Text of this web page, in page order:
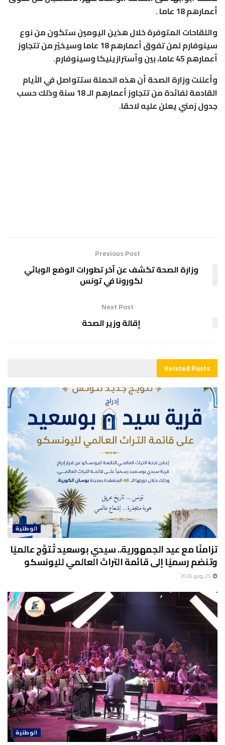
أعمارهم 18 عاما .
واللقاحات المتوفرة خلال هذين اليومين ستكون من نوع
سينوفارم لمن تفوق أعمارهم 18 عاما وسيخيّر من تتجاوز
أعمارهم 45 عاما، بين وأسترازينيكا وسينوفارم.
وأعلنت وزارة الصحة أن هذه الحملة ستتواصل في الأيام
القادمة لفائدة من تتجاوز أعمارهم الـ 18 سنة وذلك حسب
جدول زمني يعلن عليه لاحقا.
Previous Post
وزارة الصحة تكشف عن آخر تطورات الوضع الوبائي
لكورونا في تونس
Next Post
إقالة وزير الصحة
RelatedPosts
الوطنية
تزامنًا مع عيد الجمهورية.. سيدي بوسعيد تُتوَّج عالميًا
وتنضم رسميًا إلى قائمة التراث العالمي لليونسكو
الوطنية